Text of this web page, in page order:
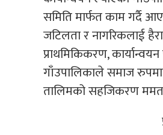
समिति मार्फत काम गर्दै
जटिलता र नागरिकलाई
प्राथमिकिकरण,
गाँउपालिकाले समाज
तालिमको सहजिकरण ममता